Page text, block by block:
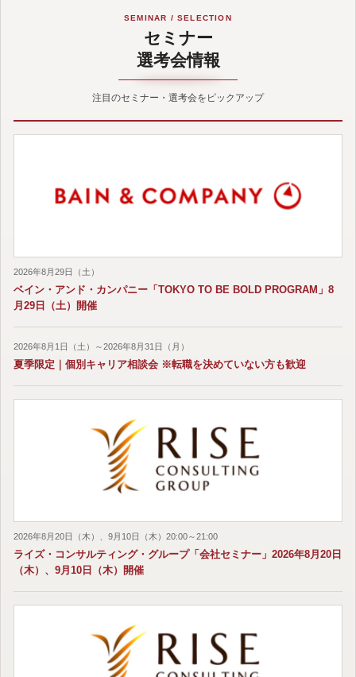
SEMINAR / SELECTION
セミナー
選考会情報
注目のセミナー・選考会をピックアップ
2026年8月29日（土）
ベイン・アンド・カンパニー「TOKYO TO BE BOLD PROGRAM」8
月29日（土）開催
2026年8月1日（土）～2026年8月31日（月）
夏季限定｜個別キャリア相談会 ※転職を決めていない方も歓迎
2026年8月20日（木）、9月10日（木）20:00～21:00
ライズ・コンサルティング・グループ「会社セミナー」2026年8月20日
（木）、9月10日（木）開催